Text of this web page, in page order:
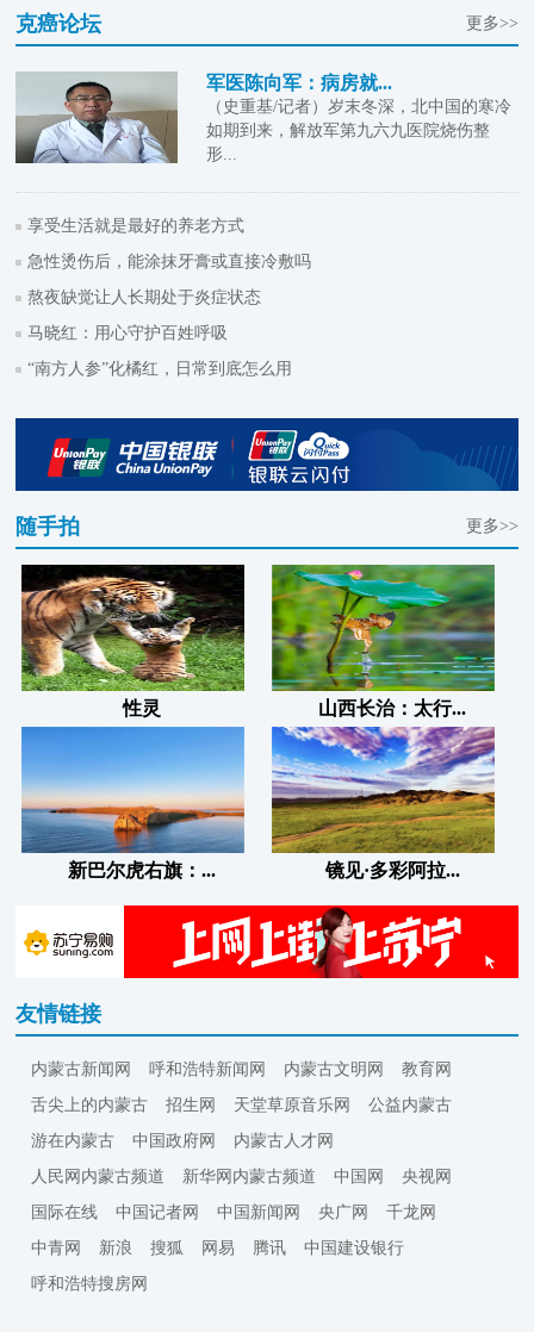
克癌论坛 更多>>
军医陈向军：病房就...
（史重基/记者）岁末冬深，北中国的寒冷
如期到来，解放军第九六九医院烧伤整
形...
享受生活就是最好的养老方式
急性烫伤后，能涂抹牙膏或直接冷敷吗
熬夜缺觉让人长期处于炎症状态
马晓红：用心守护百姓呼吸
“南方人参”化橘红，日常到底怎么用
随手拍 更多>>
性灵 山西长治：太行...
新巴尔虎右旗：... 镜见·多彩阿拉...
友情链接
内蒙古新闻网 呼和浩特新闻网 内蒙古文明网
教育网
舌尖上的内蒙古
招生网 天堂草原音乐网
公益内蒙古
游在内蒙古
中国政府网
内蒙古人才网
人民网内蒙古频道
新华网内蒙古频道 中国网
央视网
国际在线
中国记者网 中国新闻网 央广网
千龙网
中青网
新浪 搜狐 网易 腾讯
中国建设银行
呼和浩特搜房网